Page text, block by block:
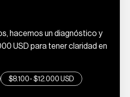
BigQuery
hacemos un diagnóstico y
USD para tener claridad en
$8.100- $12.000 USD